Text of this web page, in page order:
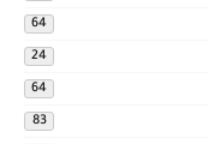
64
24
64
83